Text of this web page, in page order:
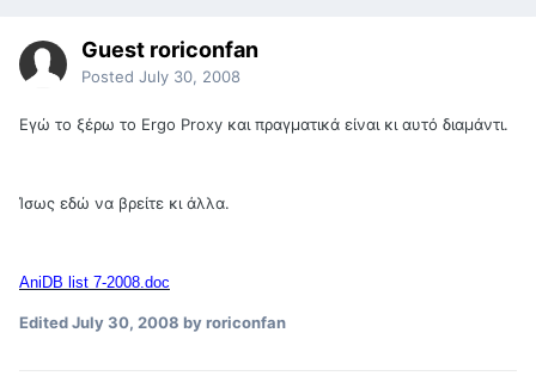
Guest roriconfan
Posted July 30, 2008
Εγώ το ξέρω το Ergo Proxy και πραγματικά είναι κι αυτό διαμάντι.
Ίσως εδώ να βρείτε κι άλλα.
AniDB list 7-2008.doc
EditedJuly 30, 2008 by roriconfan